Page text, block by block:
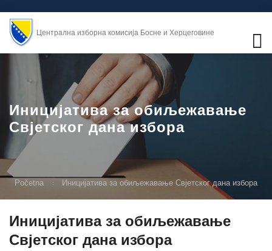
Централна изборна комисија Босне и Херцеговине
Иницијатива за обиљежавање
Свјетског дана избора
Početna Иницијатива за обиљежавање Свјетског дана избора
Иницијатива за обиљежавање
Свјетског дана избора